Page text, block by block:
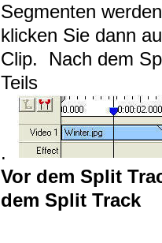
Segmenten
klicken Sie dann
Clip. Nach dem
Teils
.
Vor dem Split
dem Split Track